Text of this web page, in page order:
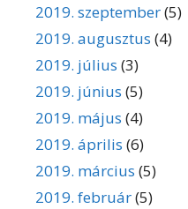
2019. szeptember(5)
2019. augusztus (4)
2019. július (3)
2019. június (5)
2019. május (4)
2019. április (6)
2019. március (5)
2019. február(5)